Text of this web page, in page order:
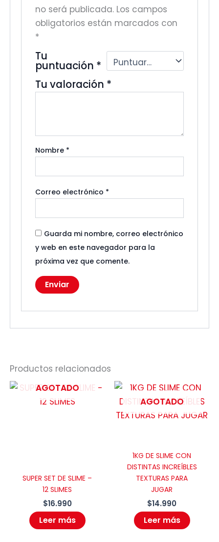
no será publicada. Los campos
obligatorios están marcados con
*
Tu
puntuación *
Tu valoración *
Nombre *
Correo electrónico *
Guarda mi nombre, correo electrónico
y web en este navegador para la
próxima vez que comente.
Productos relacionados
AGOTADO
SUPER SET DE SLIME –
12 SLIMES
$16.990
Leer más
AGOTADO
1KG DE SLIME CON
DISTINTAS INCREÍBLES
TEXTURAS PARA
JUGAR
$14.990
Leer más